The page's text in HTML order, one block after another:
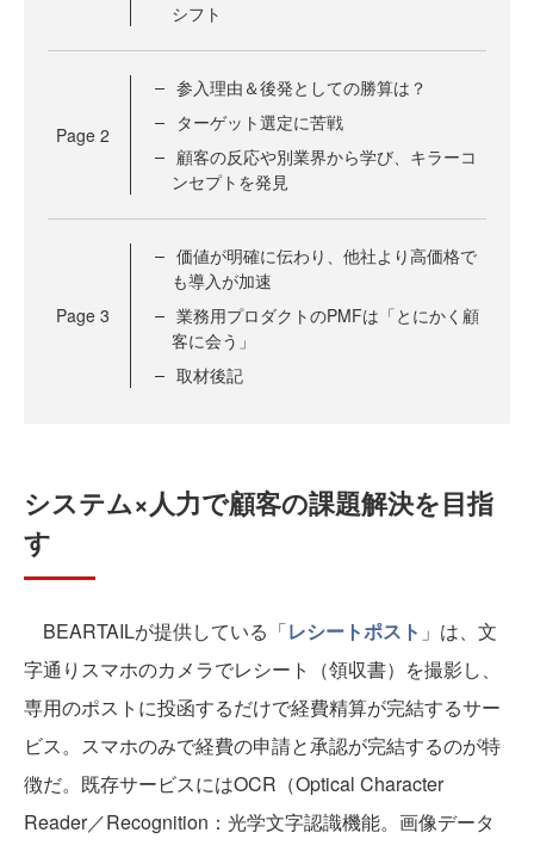
シフト
Page 2
参入理由＆後発としての勝算は？
ターゲット選定に苦戦
顧客の反応や別業界から学び、キラーコ
ンセプトを発見
Page 3
価値が明確に伝わり、他社より高価格で
も導入が加速
業務用プロダクトのPMFは「とにかく顧
客に会う」
取材後記
システム×人力で顧客の課題解決を目指
す
BEARTAILが提供している「レシートポスト 」は、文
字通りスマホのカメラでレシート（領収書）を撮影し、
専用のポストに投函するだけで経費精算が完結するサー
ビス。スマホのみで経費の申請と承認が完結するのが特
徴だ。既存サービスにはOCR（Optical Character
Reader／Recognition：光学文字認識機能。画像データ